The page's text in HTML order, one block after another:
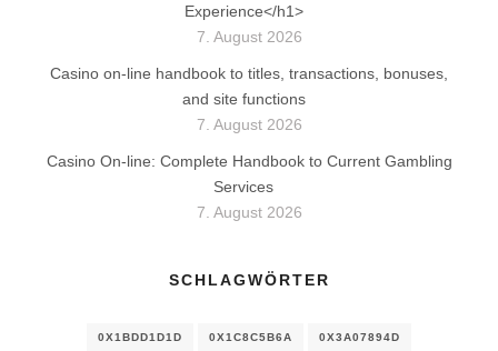
Experience</h1>
7. August 2026
Casino on-line handbook to titles, transactions, bonuses,
and site functions
7. August 2026
Casino On-line: Complete Handbook to Current Gambling
Services
7. August 2026
SCHLAGWÖRTER
0X1BDD1D1D 0X1C8C5B6A 0X3A07894D